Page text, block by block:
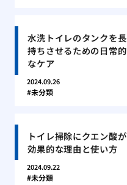
水洗トイレのタンクを長
持ちさせるための日常的
なケア
2024.09.26
未分類
トイレ掃除にクエン酸が
効果的な理由と使い方
2024.09.22
未分類